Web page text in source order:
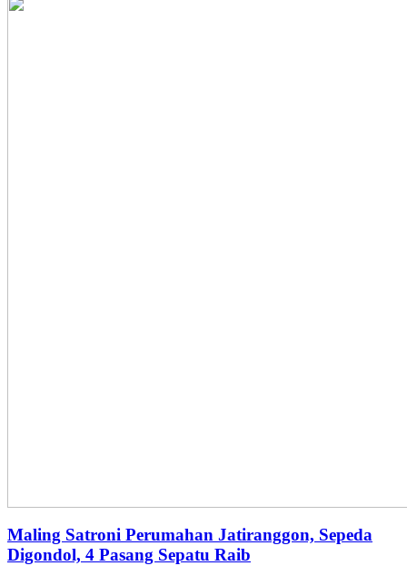
Maling Satroni Perumahan Jatiranggon, Sepeda
Digondol, 4 Pasang Sepatu Raib